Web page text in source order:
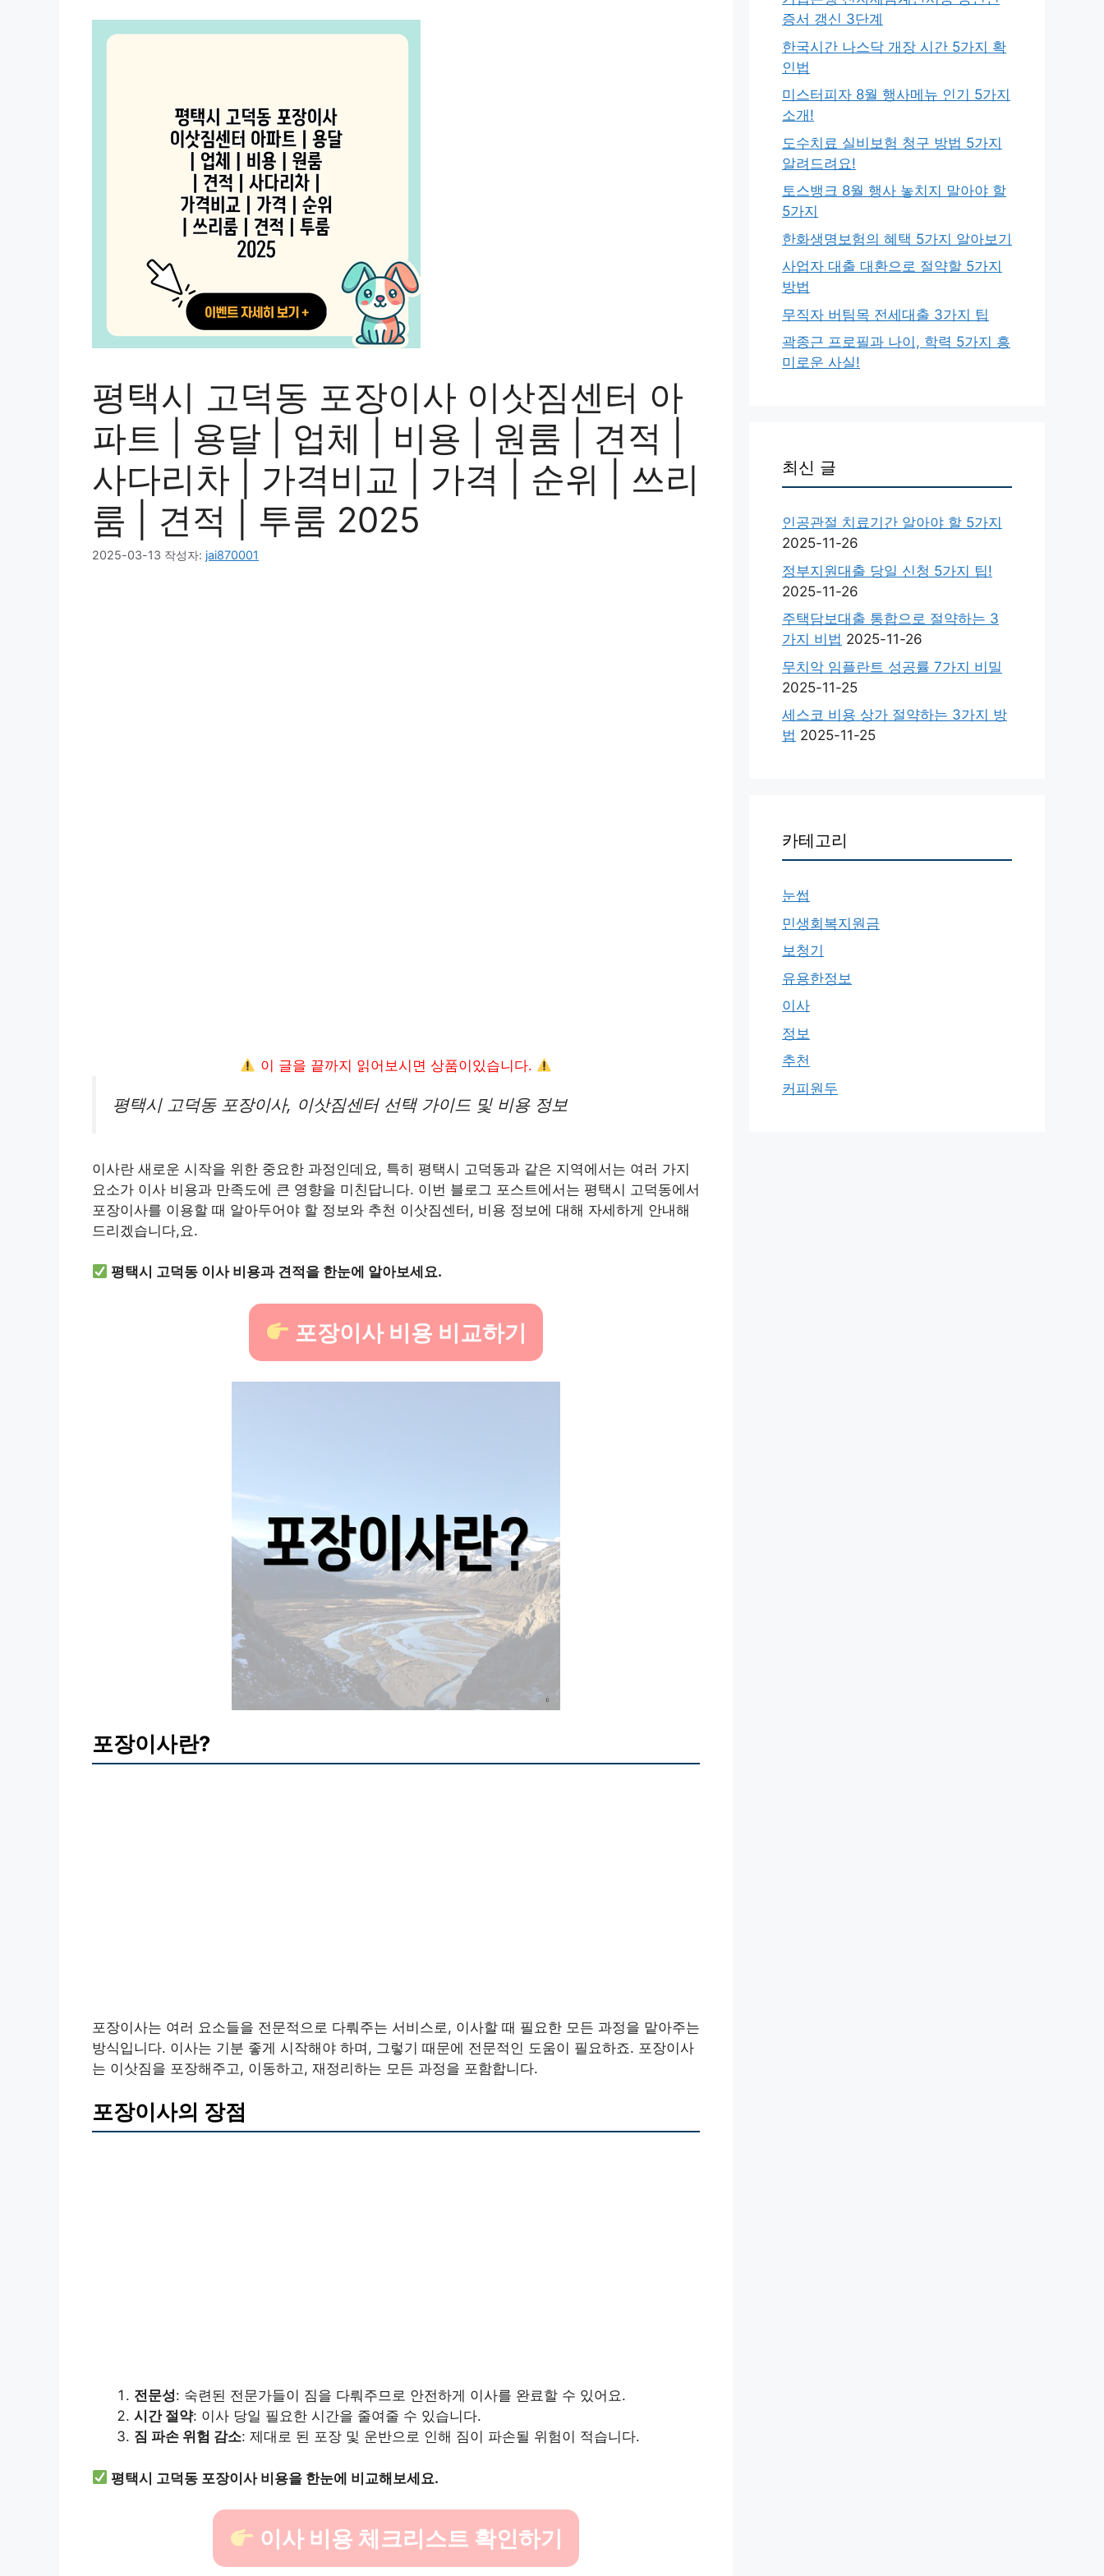
평택시 고덕동 포장이사 이삿짐센터 아
파트 | 용달 | 업체 | 비용 | 원룸 | 견적 |
사다리차 | 가격비교 | 가격 | 순위 | 쓰리
룸 | 견적 | 투룸 2025
2025-03-13 작성자: jai870001
이 글을 끝까지 읽어보시면 상품이있습니다.
평택시 고덕동 포장이사, 이삿짐센터 선택 가이드 및 비용 정보
이사란 새로운 시작을 위한 중요한 과정인데요, 특히 평택시 고덕동과 같은 지역에서는 여러 가지
요소가 이사 비용과 만족도에 큰 영향을 미친답니다. 이번 블로그 포스트에서는 평택시 고덕동에서
포장이사를 이용할 때 알아두어야 할 정보와 추천 이삿짐센터, 비용 정보에 대해 자세하게 안내해
드리겠습니다,요.
평택시 고덕동 이사 비용과 견적을 한눈에 알아보세요.
포장이사 비용 비교하기
포장이사란?
포장이사는 여러 요소들을 전문적으로 다뤄주는 서비스로, 이사할 때 필요한 모든 과정을 맡아주는
방식입니다. 이사는 기분 좋게 시작해야 하며, 그렇기 때문에 전문적인 도움이 필요하죠. 포장이사
는 이삿짐을 포장해주고, 이동하고, 재정리하는 모든 과정을 포함합니다.
포장이사의 장점
전문성: 숙련된 전문가들이 짐을 다뤄주므로 안전하게 이사를 완료할 수 있어요.
시간 절약: 이사 당일 필요한 시간을 줄여줄 수 있습니다.
짐 파손 위험 감소: 제대로 된 포장 및 운반으로 인해 짐이 파손될 위험이 적습니다.
평택시 고덕동 포장이사 비용을 한눈에 비교해보세요.
이사 비용 체크리스트 확인하기
증서 갱신 3단계
한국시간 나스닥 개장 시간 5가지 확
인법
미스터피자 8월 행사메뉴 인기 5가지
소개!
도수치료 실비보험 청구 방법 5가지
알려드려요!
토스뱅크 8월 행사 놓치지 말아야 할
5가지
한화생명보험의 혜택 5가지 알아보기
사업자 대출 대환으로 절약할 5가지
방법
무직자 버팀목 전세대출 3가지 팁
곽종근 프로필과 나이, 학력 5가지 흥
미로운 사실!
최신 글
인공관절 치료기간 알아야 할 5가지
2025-11-26
정부지원대출 당일 신청 5가지 팁!
2025-11-26
주택담보대출 통합으로 절약하는 3
가지 비법 2025-11-26
무치악 임플란트 성공률 7가지 비밀
2025-11-25
세스코 비용 상가 절약하는 3가지 방
법 2025-11-25
카테고리
눈썹
민생회복지원금
보청기
유용한정보
이사
정보
추천
커피원두